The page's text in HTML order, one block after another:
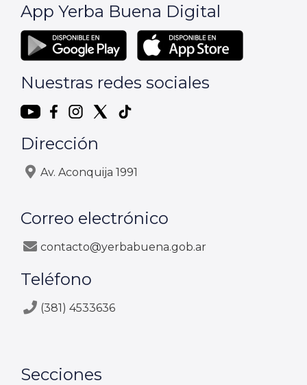
App Yerba Buena Digital
Nuestras redes sociales
Dirección
Av. Aconquija 1991
Correo electrónico
contacto@yerbabuena.gob.ar
Teléfono
(381) 4533636
Secciones